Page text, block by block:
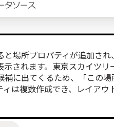
と場所プロパティが追加さ
示されます。東京スカイツ
補に出てくるため、「この
は複数作成でき、レイア